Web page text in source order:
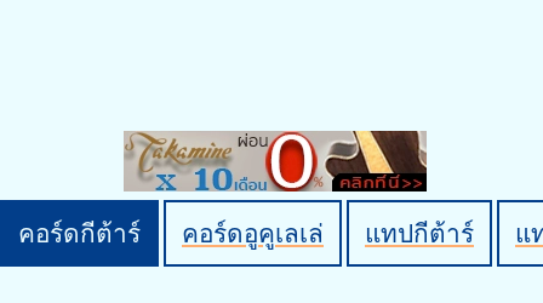
คอร์ดกีต้าร์ คอร์ดอูคูเลเล่ แทปกีต้าร์ แ